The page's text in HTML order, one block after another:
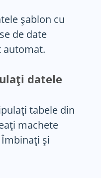
șablon cu
de date
automat.
datele
tabele din
machete
și